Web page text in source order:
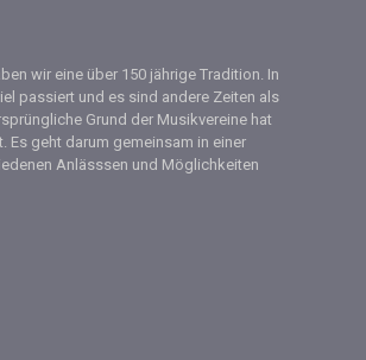
wir eine über 150 jährige Tradition. In
passiert und es sind andere Zeiten als
Grund der Musikvereine hat
Es geht darum gemeinsam in einer
Anlässsen und Möglichkeiten